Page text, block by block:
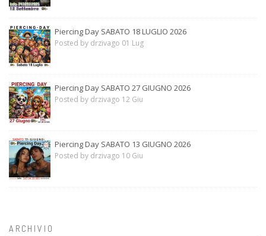
Piercing Day SABATO 18 LUGLIO 2026
Posted by drzivago 01 Lug
Piercing Day SABATO 27 GIUGNO 2026
Posted by drzivago 12 Giu
Piercing Day SABATO 13 GIUGNO 2026
Posted by drzivago 10 Giu
ARCHIVIO